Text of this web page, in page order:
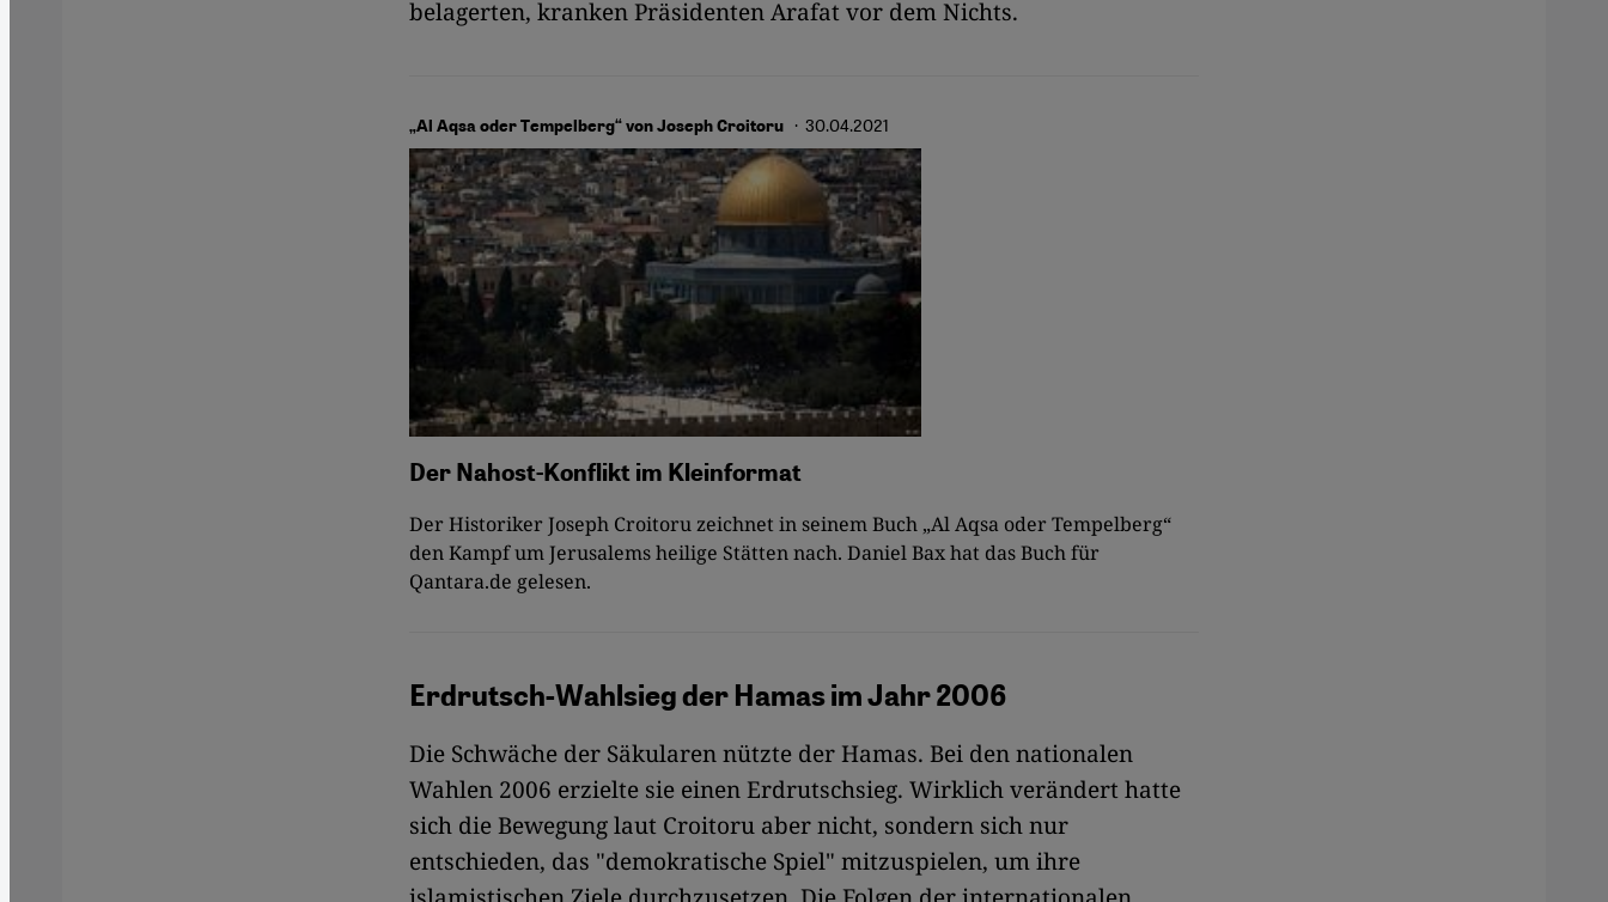
belagerten, kranken Präsidenten Arafat vor dem Nichts.
„Al Aqsa oder Tempelberg“ von Joseph Croitoru · 30.04.2021
Der Nahost-Konflikt im Kleinformat
Der Historiker Joseph Croitoru zeichnet in seinem Buch „Al Aqsa oder Tempelberg“
den Kampf um Jerusalems heilige Stätten nach. Daniel Bax hat das Buch für
Qantara.de gelesen.
Erdrutsch-Wahlsieg der Hamas im Jahr 2006
Die Schwäche der Säkularen nützte der Hamas. Bei den nationalen
Wahlen 2006 erzielte sie einen Erdrutschsieg. Wirklich verändert hatte
sich die Bewegung laut Croitoru aber nicht, sondern sich nur
entschieden, das "demokratische Spiel" mitzuspielen, um ihre